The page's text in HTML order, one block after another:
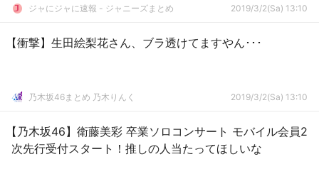
ジャにジャに速報 - ジャニーズまとめ 2019/3/2(Sa) 13:10
【衝撃】生田絵梨花さん、ブラ透けてますやん･･･
乃木坂46まとめ 乃木りんく 2019/3/2(Sa) 13:10
【乃木坂46】衛藤美彩 卒業ソロコンサート モバイル会員2
次先行受付スタート！推しの人当たってほしいな